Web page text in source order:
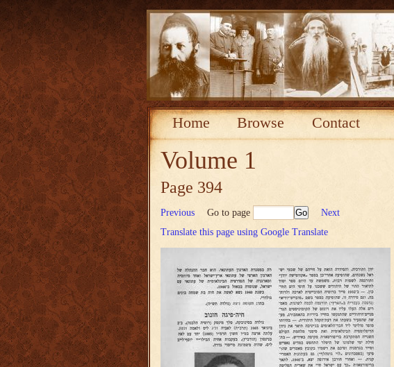
Home Browse Contact
Volume 1
Page 394
Previous Go to page
Next
Translate this page using Google Translate